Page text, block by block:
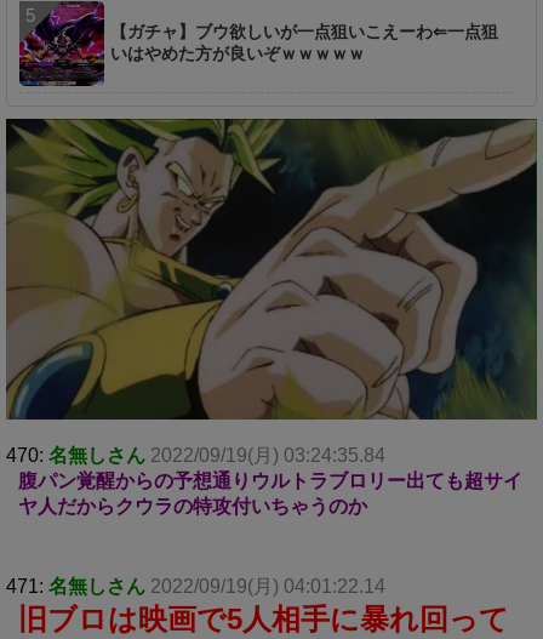
【ガチャ】ブウ欲しいが一点狙いこえーわ⇐一点狙
いはやめた方が良いぞｗｗｗｗｗ
470: 名無しさん 2022/09/19(月) 03:24:35.84
腹パン覚醒からの予想通りウルトラブロリー出ても超サイ
ヤ人だからクウラの特攻付いちゃうのか
471: 名無しさん 2022/09/19(月) 04:01:22.14
旧ブロは映画で5人相手に暴れ回って